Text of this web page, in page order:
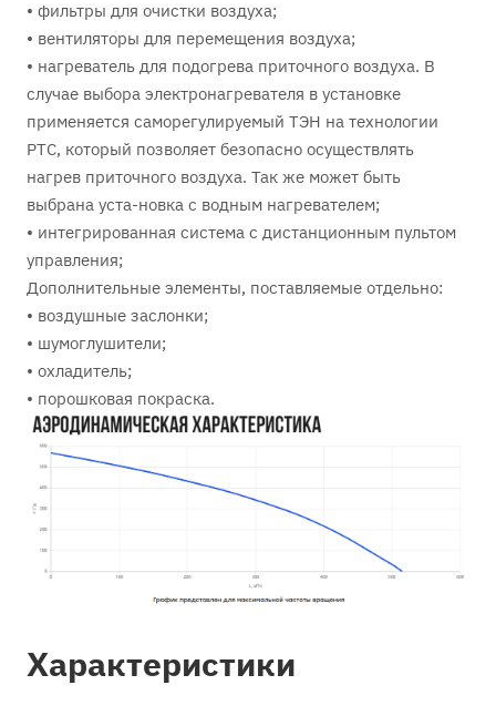
• фильтры для очистки воздуха;
• вентиляторы для перемещения воздуха;
• нагреватель для подогрева приточного воздуха. В
случае выбора электронагревателя в установке
применяется саморегулируемый ТЭН на технологии
PTC, который позволяет безопасно осуществлять
нагрев приточного воздуха. Так же может быть
выбрана уста-новка с водным нагревателем;
• интегрированная система с дистанционным пультом
управления;
Дополнительные элементы, поставляемые отдельно:
• воздушные заслонки;
• шумоглушители;
• охладитель;
• порошковая покраска.
Характеристики